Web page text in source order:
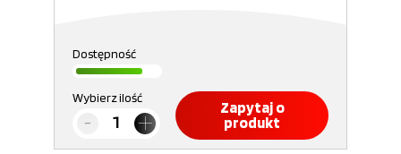
Dostępność
Wybierz ilość
Zapytaj o
produkt